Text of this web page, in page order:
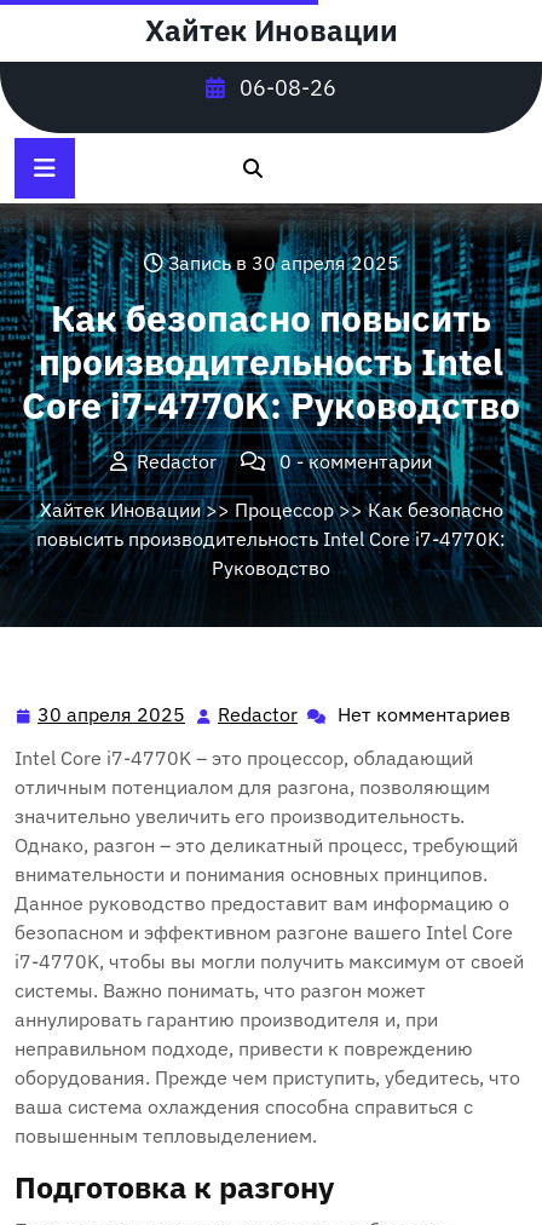
содержимому
Хайтек Иновации
06-08-26
Запись в 30 апреля 2025
Как безопасно повысить
производительность Intel
Core i7-4770K: Руководство
Redactor
0 - комментарии
Хайтек Иновации>> Процессор>> Как безопасно
повысить производительность Intel Core i7-4770K:
Руководство
30 апреля 2025 30 Redactor Redactor
Нет комментариев
Intel Core i7-4770K – это процессор, обладающий
отличным потенциалом для разгона, позволяющим
значительно увеличить его производительность.
Однако, разгон – это деликатный процесс, требующий
внимательности и понимания основных принципов.
Данное руководство предоставит вам информацию о
безопасном и эффективном разгоне вашего Intel Core
i7-4770K, чтобы вы могли получить максимум от своей
системы. Важно понимать, что разгон может
аннулировать гарантию производителя и, при
неправильном подходе, привести к повреждению
оборудования. Прежде чем приступить, убедитесь, что
ваша система охлаждения способна справиться с
повышенным тепловыделением.
Подготовка к разгону